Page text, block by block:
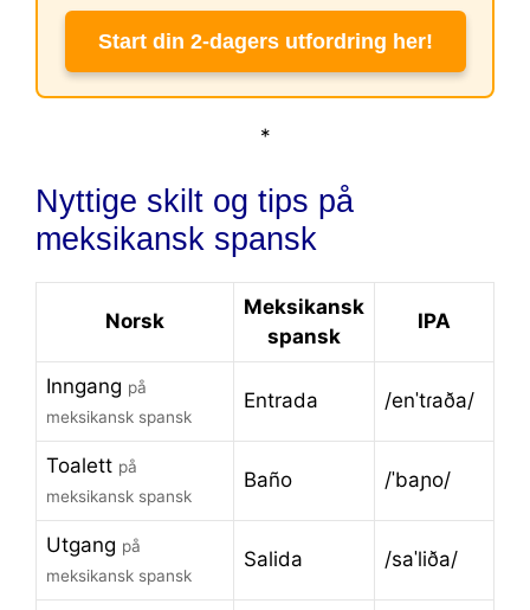
Start din 2-dagers utfordring her!
*
Nyttige skilt og tips på
meksikansk spansk
Norsk
Meksikansk
spansk
IPA
Inngang på
meksikansk spansk
Entrada /enˈtɾaða/
Toalett på
meksikansk spansk
Baño /ˈbaɲo/
Utgang på
meksikansk spansk
Salida /saˈliða/